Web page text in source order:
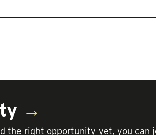
→
the right opportunity yet, you can